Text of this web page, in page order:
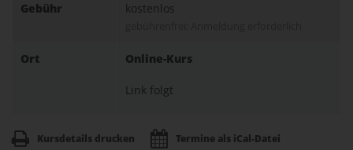
Gebühr kostenlos
Ort Online-Kurs
Link folgt
Kursdetails drucken Termine als iCal-Datei